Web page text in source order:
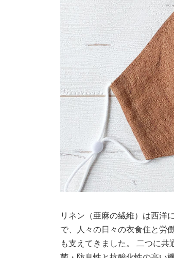
リネン（亜麻の繊維）は西洋
で、人々の日々の衣食住と労
も支えてきました。 二つに